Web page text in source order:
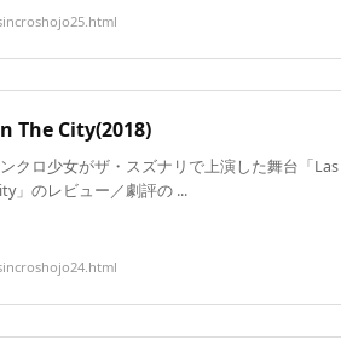
The City(2018)
クロ少女がザ・スズナリで上演した舞台「Las
」のレビュー／劇評の ...